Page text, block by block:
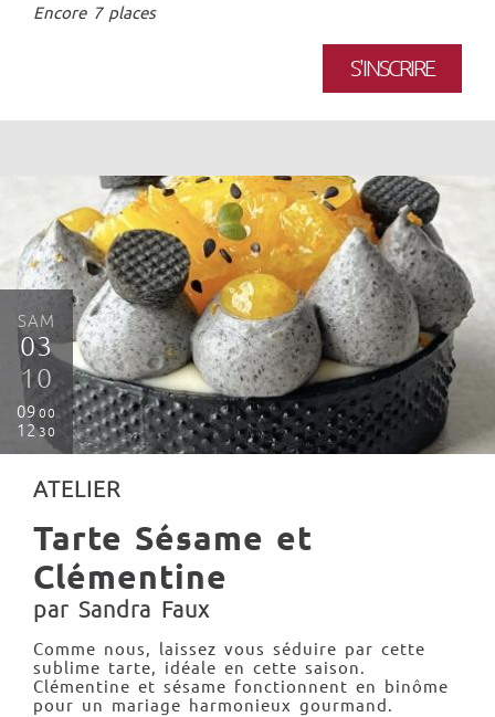
Encore 7 places
S'INSCRIRE
SAM
03
10
09 00
1230
ATELIER
Tarte Sésame et
Clémentine
par Sandra Faux
Comme nous, laissez vous séduire par cette
sublime tarte, idéale en cette saison.
Clémentine et sésame fonctionnent en binôme
pour un mariage harmonieux gourmand.